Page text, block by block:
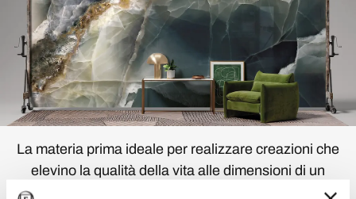
La materia prima ideale per realizzare creazioni che
elevino la qualità della vita alle dimensioni di un